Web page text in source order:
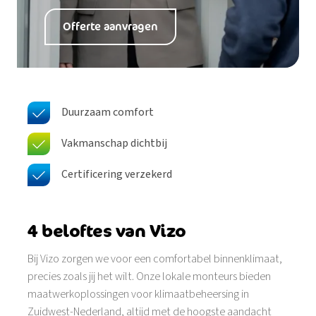
Offerte aanvragen
Duurzaam comfort
Vakmanschap dichtbij
Certificering verzekerd
4 beloftes van Vizo
Bij Vizo zorgen we voor een comfortabel binnenklimaat,
precies zoals jij het wilt. Onze lokale monteurs bieden
maatwerkoplossingen voor klimaatbeheersing in
Zuidwest-Nederland, altijd met de hoogste aandacht